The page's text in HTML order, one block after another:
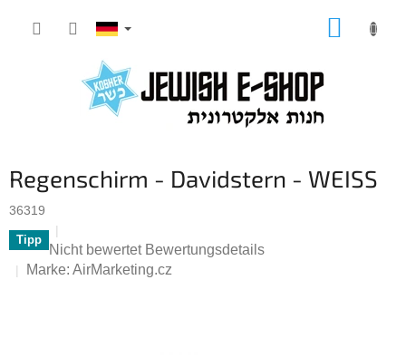
Inhalt
Regenschirm - Davidstern - WEISS
36319
Tipp
Die
durchschnittliche
Nicht bewertet Bewertungsdetails
Marke: AirMarketing.cz